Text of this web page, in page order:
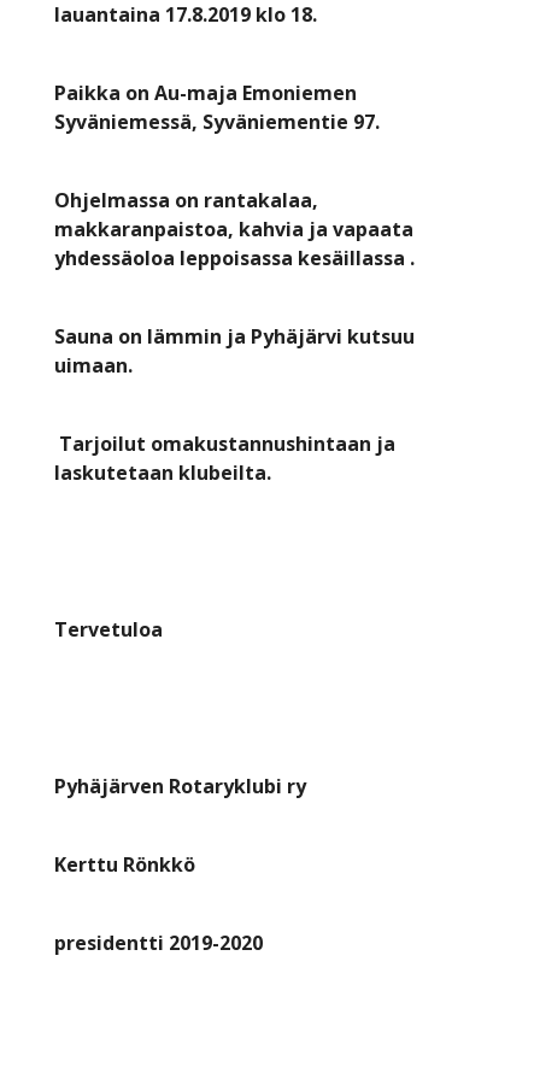
lauantaina 17.8.2019 klo 18.
Paikka on Au-maja Emoniemen
Syväniemessä, Syväniementie 97.
Ohjelmassa on rantakalaa,
makkaranpaistoa, kahvia ja vapaata
yhdessäoloa leppoisassa kesäillassa .
Sauna on lämmin ja Pyhäjärvi kutsuu
uimaan.
Tarjoilut omakustannushintaan ja
laskutetaan klubeilta.
Tervetuloa
Pyhäjärven Rotaryklubi ry
Kerttu Rönkkö
presidentti 2019-2020